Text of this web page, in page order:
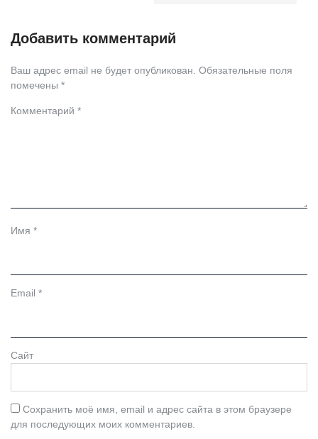
Добавить комментарий
Ваш адрес email не будет опубликован. Обязательные поля
помечены *
Комментарий *
Имя *
Email *
Сайт
Сохранить моё имя, email и адрес сайта в этом браузере
для последующих моих комментариев.